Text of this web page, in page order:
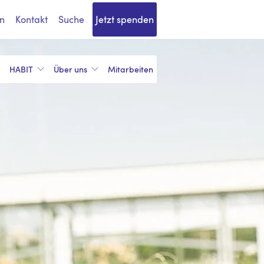
Kontakt Suche Jetzt spenden
HABIT Über uns Mitarbeiten